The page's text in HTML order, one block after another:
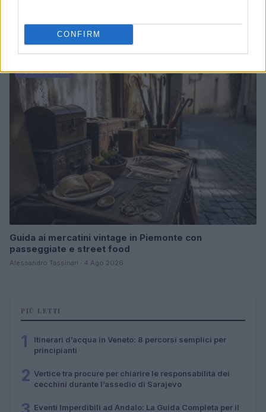
CONFIRM
ciclismo italiano
Beatrice Beretta · 4 Ago 2026
FUORI PORTA
Guida ai mercatini vintage in Piemonte con
passeggiate e street food
Alessandro Tassinari · 4 Ago 2026
PIÙ LETTI
1
Itinerari d’acqua in Veneto: 8 percorsi semplici per
principianti
2 Vertice tra procure per chiarire le responsabilità dei
cecchini durante l’assedio di Sarajevo
Eventi Imperdibili ad Andalo: La Guida Completa per il